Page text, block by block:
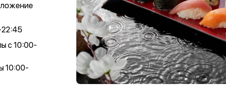
с 10:00-
10:00-